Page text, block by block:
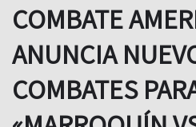
COMBATE
ANUNCIA
COMBATES